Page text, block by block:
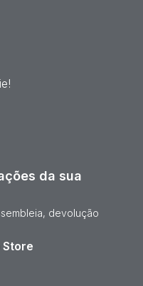
da sua
devolução
Store